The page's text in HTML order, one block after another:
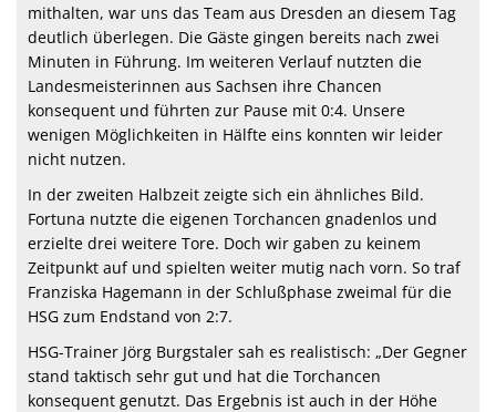
mithalten, war uns das Team aus Dresden an diesem Tag
deutlich überlegen. Die Gäste gingen bereits nach zwei
Minuten in Führung. Im weiteren Verlauf nutzten die
Landesmeisterinnen aus Sachsen ihre Chancen
konsequent und führten zur Pause mit 0:4. Unsere
wenigen Möglichkeiten in Hälfte eins konnten wir leider
nicht nutzen.
In der zweiten Halbzeit zeigte sich ein ähnliches Bild.
Fortuna nutzte die eigenen Torchancen gnadenlos und
erzielte drei weitere Tore. Doch wir gaben zu keinem
Zeitpunkt auf und spielten weiter mutig nach vorn. So traf
Franziska Hagemann in der Schlußphase zweimal für die
HSG zum Endstand von 2:7.
HSG-Trainer Jörg Burgstaler sah es realistisch: „Der Gegner
stand taktisch sehr gut und hat die Torchancen
konsequent genutzt. Das Ergebnis ist auch in der Höhe